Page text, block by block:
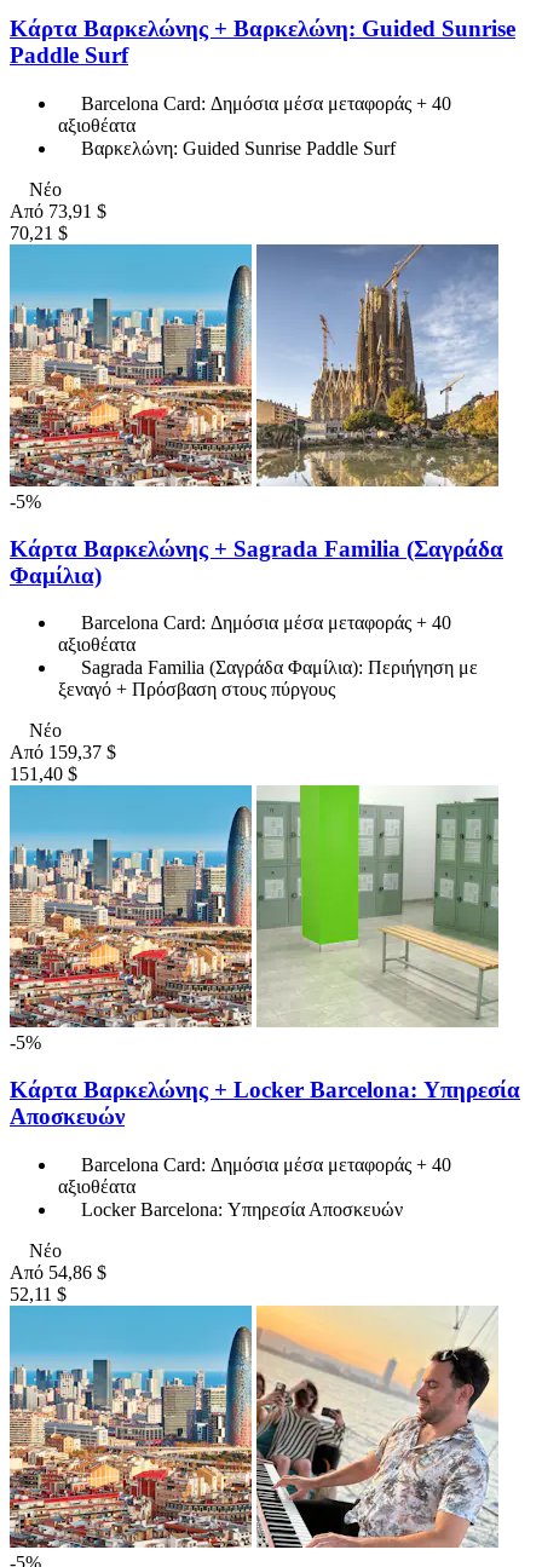
Κάρτα Βαρκελώνης + Βαρκελώνη: Guided Sunrise
Paddle Surf
Barcelona Card: Δημόσια μέσα μεταφοράς + 40
αξιοθέατα
Βαρκελώνη: Guided Sunrise Paddle Surf
Νέο
Από 73,91 $
70,21 $
-5%
Κάρτα Βαρκελώνης + Sagrada Familia (Σαγράδα
Φαμίλια)
Barcelona Card: Δημόσια μέσα μεταφοράς + 40
αξιοθέατα
Sagrada Familia (Σαγράδα Φαμίλια): Περιήγηση με
ξεναγό + Πρόσβαση στους πύργους
Νέο
Από 159,37 $
151,40 $
-5%
Κάρτα Βαρκελώνης + Locker Barcelona: Υπηρεσία
Αποσκευών
Barcelona Card: Δημόσια μέσα μεταφοράς + 40
αξιοθέατα
Locker Barcelona: Υπηρεσία Αποσκευών
Νέο
Από 54,86 $
52,11 $
-5%